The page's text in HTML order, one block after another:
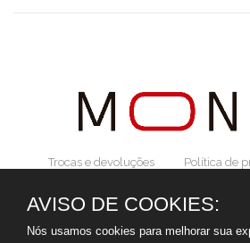
Trocas e devoluções Política de
AVISO DE COOKIES:
Nós usamos cookies para melhorar sua